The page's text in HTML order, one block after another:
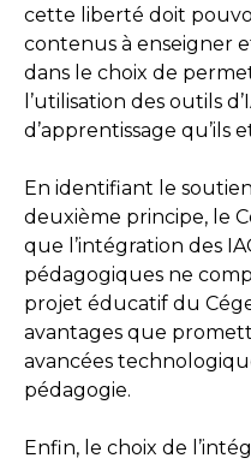
cette liberté doit
contenus à enseigner
dans le choix de
l’utilisation des outils
d’apprentissage qu’ils
En identifiant le
deuxième principe, le
que l’intégration des
pédagogiques ne
projet éducatif du
avantages que
avancées
pédagogie.
Enfin, le choix de